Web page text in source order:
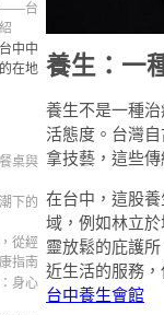
——台
中中
在地
桌與
下的
從經
指南
身心
養生：一
養生不是一種
活態度。台灣
拿技藝，這些
在台中，這股
域，例如林立
靈放鬆的庇護
近生活的服務
台中養生會館